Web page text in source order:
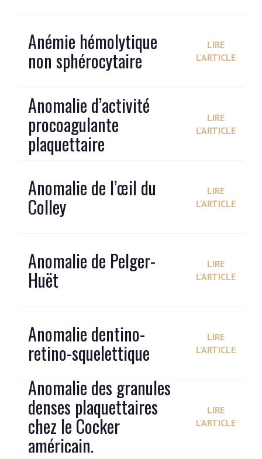
Anémie hémolytique
non sphérocytaire
LIRE
L'ARTICLE
Anomalie d’activité
procoagulante
plaquettaire
LIRE
L'ARTICLE
Anomalie de l’œil du
Colley
LIRE
L'ARTICLE
Anomalie de Pelger-
Huët
LIRE
L'ARTICLE
Anomalie dentino-
retino-squelettique
LIRE
L'ARTICLE
Anomalie des granules
denses plaquettaires
chez le Cocker
américain.
LIRE
L'ARTICLE